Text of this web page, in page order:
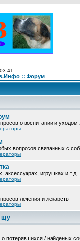
:: Форум
о воспитании и уходом
вопросов связанных с
аксессуарах, игрушках и т.д.
лечения и лекарств
потерявшихся / найденых